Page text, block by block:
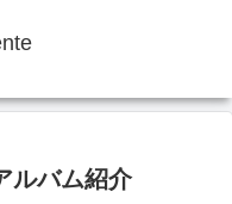
ルバム紹介